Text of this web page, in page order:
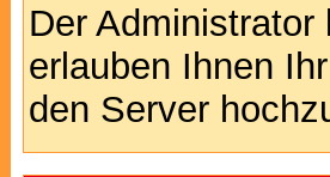
Der
erlauben Ihnen
den Server